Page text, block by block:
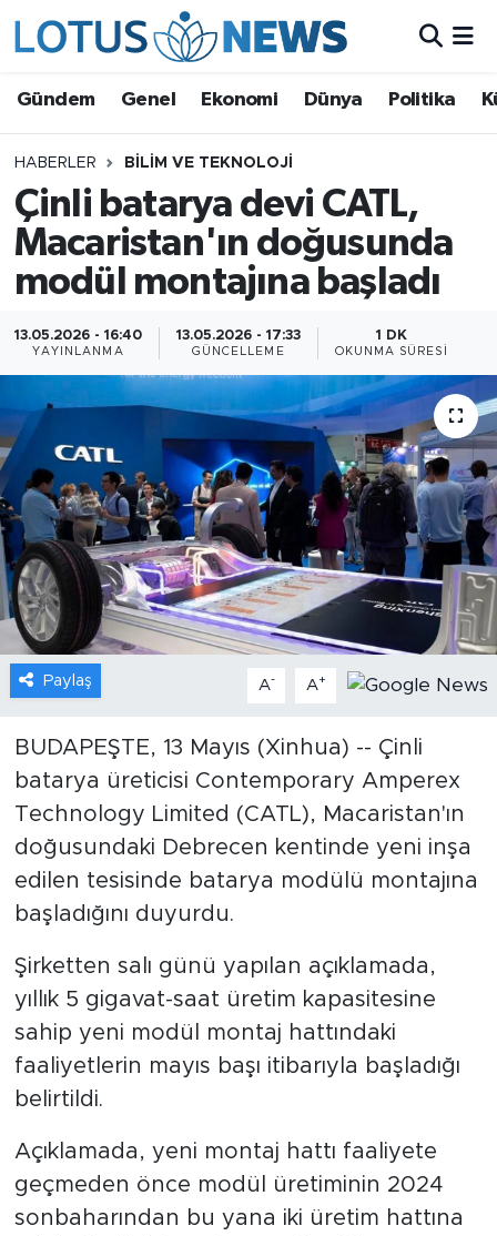
Gündem Genel Ekonomi Dünya Politika
HABERLER BILIM VE TEKNOLOJI
Çinli batarya devi CATL,
Macaristan'ın doğusunda
modül montajına başladı
13.05.2026 - 16:40
YAYINLANMA
13.05.2026 - 17:33
GÜNCELLEME
1 DK
OKUNMA SÜRESI
Paylaş A- A+
BUDAPEŞTE, 13 Mayıs (Xinhua) -- Çinli
batarya üreticisi Contemporary Amperex
Technology Limited (CATL), Macaristan'ın
doğusundaki Debrecen kentinde yeni inşa
edilen tesisinde batarya modülü montajına
başladığını duyurdu.
Şirketten salı günü yapılan açıklamada,
yıllık 5 gigavat-saat üretim kapasitesine
sahip yeni modül montaj hattındaki
faaliyetlerin mayıs başı itibarıyla başladığı
belirtildi.
Açıklamada, yeni montaj hattı faaliyete
geçmeden önce modül üretiminin 2024
sonbaharından bu yana iki üretim hattına
Ekonomi
Dünya
Politika
Bilim ve Teknoloji
Çin Fuarları
Gündem
Video
Sağlık
Xinhua
Xinhua Türkiye
Seyahat